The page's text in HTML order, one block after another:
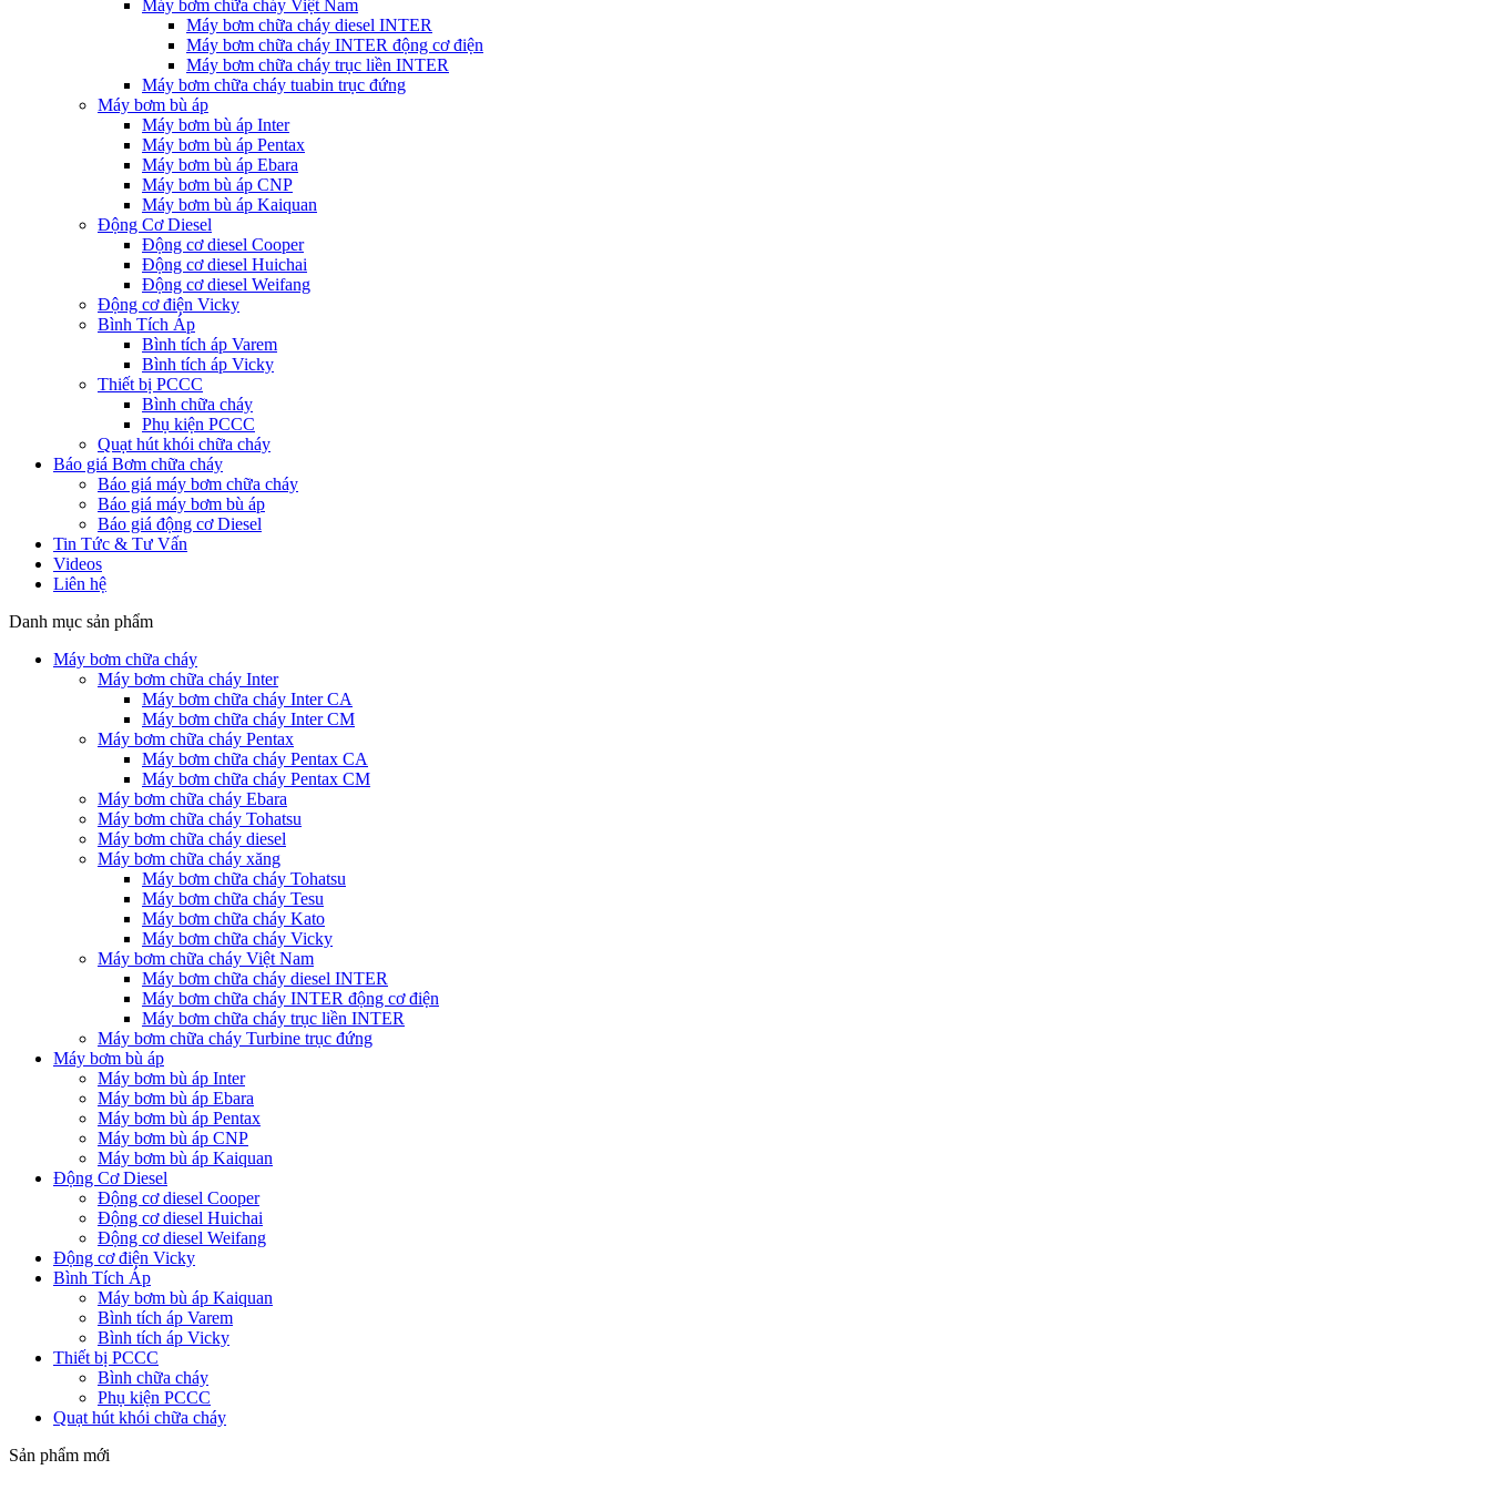
Máy bơm chữa cháy Việt Nam
Máy bơm chữa cháy diesel INTER
Máy bơm chữa cháy INTER động cơ điện
Máy bơm chữa cháy trục liền INTER
Máy bơm chữa cháy tuabin trục đứng
Máy bơm bù áp
Máy bơm bù áp Inter
Máy bơm bù áp Pentax
Máy bơm bù áp Ebara
Máy bơm bù áp CNP
Máy bơm bù áp Kaiquan
Động Cơ Diesel
Động cơ diesel Cooper
Động cơ diesel Huichai
Động cơ diesel Weifang
Động cơ điện Vicky
Bình Tích Áp
Bình tích áp Varem
Bình tích áp Vicky
Thiết bị PCCC
Bình chữa cháy
Phụ kiện PCCC
Quạt hút khói chữa cháy
Báo giá Bơm chữa cháy
Báo giá máy bơm chữa cháy
Báo giá máy bơm bù áp
Báo giá động cơ Diesel
Tin Tức & Tư Vấn
Videos
Liên hệ
Danh mục sản phẩm
Máy bơm chữa cháy
Máy bơm chữa cháy Inter
Máy bơm chữa cháy Inter CA
Máy bơm chữa cháy Inter CM
Máy bơm chữa cháy Pentax
Máy bơm chữa cháy Pentax CA
Máy bơm chữa cháy Pentax CM
Máy bơm chữa cháy Ebara
Máy bơm chữa cháy Tohatsu
Máy bơm chữa cháy diesel
Máy bơm chữa cháy xăng
Máy bơm chữa cháy Tohatsu
Máy bơm chữa cháy Tesu
Máy bơm chữa cháy Kato
Máy bơm chữa cháy Vicky
Máy bơm chữa cháy Việt Nam
Máy bơm chữa cháy diesel INTER
Máy bơm chữa cháy INTER động cơ điện
Máy bơm chữa cháy trục liền INTER
Máy bơm chữa cháy Turbine trục đứng
Máy bơm bù áp
Máy bơm bù áp Inter
Máy bơm bù áp Ebara
Máy bơm bù áp Pentax
Máy bơm bù áp CNP
Máy bơm bù áp Kaiquan
Động Cơ Diesel
Động cơ diesel Cooper
Động cơ diesel Huichai
Động cơ diesel Weifang
Động cơ điện Vicky
Bình Tích Áp
Máy bơm bù áp Kaiquan
Bình tích áp Varem
Bình tích áp Vicky
Thiết bị PCCC
Bình chữa cháy
Phụ kiện PCCC
Quạt hút khói chữa cháy
Sản phẩm mới